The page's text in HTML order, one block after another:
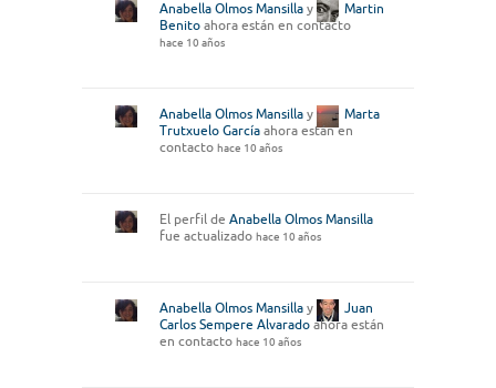
Anabella Olmos Mansilla y
Martin
Benito ahora están en contacto
hace 10 años
Anabella Olmos Mansilla y
Marta
Trutxuelo García ahora están en
contacto hace 10 años
El perfil de Anabella Olmos Mansilla
fue actualizado hace 10 años
Anabella Olmos Mansilla y
Juan
Carlos Sempere Alvarado ahora están
en contacto hace 10 años